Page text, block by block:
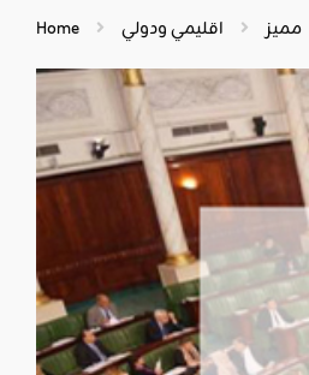
Home مميز اقليمي ودولي